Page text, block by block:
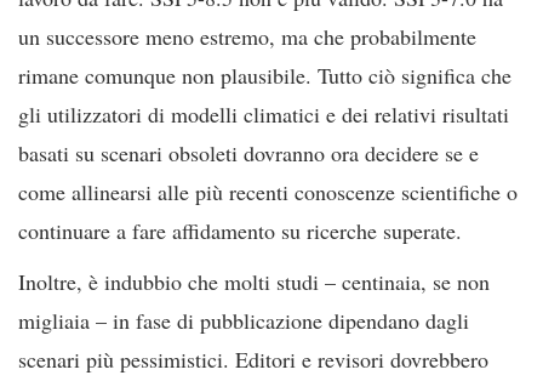
un successore meno estremo, ma che probabilmente
rimane comunque non plausibile. Tutto ciò significa che
gli utilizzatori di modelli climatici e dei relativi risultati
basati su scenari obsoleti dovranno ora decidere se e
come allinearsi alle più recenti conoscenze scientifiche o
continuare a fare affidamento su ricerche superate.
Inoltre, è indubbio che molti studi – centinaia, se non
migliaia – in fase di pubblicazione dipendano dagli
scenari più pessimistici. Editori e revisori dovrebbero